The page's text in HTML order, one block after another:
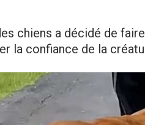
chiens a décidé de
la confiance de la